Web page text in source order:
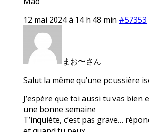
12 mai 2024 à 14 h 48 min #57353
まお〜さん
Salut la même qu’une poussière
J’espère que toi aussi tu vas bien
une bonne semaine
T’inquiète, c’est pas grave…